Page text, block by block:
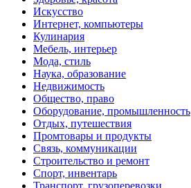
Искусство
Интернет, компьютеры
Кулинария
Мебель, интерьер
Мода, стиль
Наука, образование
Недвижимость
Общество, право
Оборудование, промышленность
Отдых, путешествия
Промтовары и продукты
Связь, коммуникации
Строительство и ремонт
Спорт, инвентарь
Транспорт, грузоперевозки